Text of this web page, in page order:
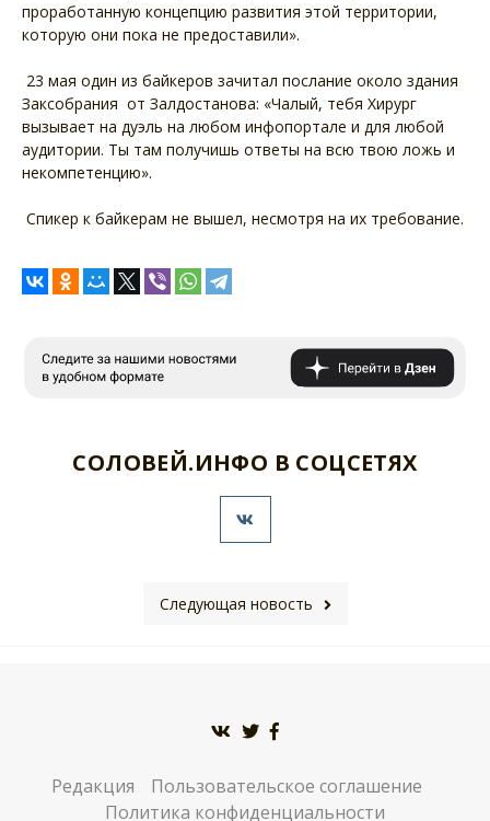
проработанную концепцию развития этой территории,
которую они пока не предоставили».
23 мая один из байкеров зачитал послание около здания
Заксобрания от Залдостанова: «Чалый, тебя Хирург
вызывает на дуэль на любом инфопортале и для любой
аудитории. Ты там получишь ответы на всю твою ложь и
некомпетенцию».
Спикер к байкерам не вышел, несмотря на их требование.
СОЛОВЕЙ.ИНФО В СОЦСЕТЯХ
Следующая новость
Редакция
Пользовательское соглашение
Политика конфиденциальности